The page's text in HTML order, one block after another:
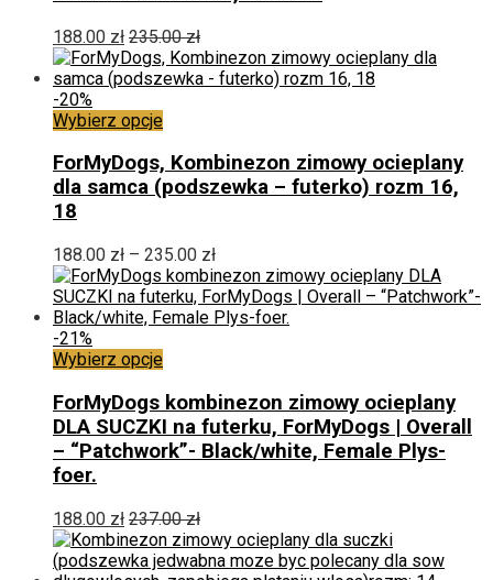
Opcje
można
wybrać
na
stronie
produktu
188.00 zł 235.00zł
-20%
Wybierz opcjeTen
ma
wiele
wariantów.
można
wybrać
na
stronie
produktu
ForMyDogs, Kombinezon zimowy ocieplany
dla samca (podszewka – futerko) rozm 16,
18
188.00 zł – 235.00 złZakres
cen:
od
188.00 zł
-21%
Wybierz opcjeTen
ma
wiele
wariantów.
Opcje
na
stronie
produktu
ForMyDogs kombinezon zimowy ocieplany
DLA SUCZKI na futerku, ForMyDogs | Overall
– “Patchwork”- Black/white, Female Plys-
foer.
188.00 zł 237.00zł